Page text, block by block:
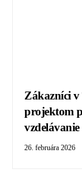
Zákazníci v
projektom
vzdelávanie
26. februára 2026